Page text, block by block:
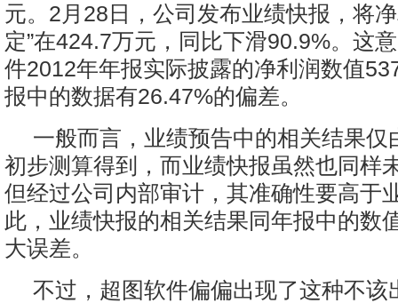
元。2月28日，公司发布业绩快报，将
定”在424.7万元，同比下滑90.9%。这
件2012年年报实际披露的净利润数值
报中的数据有26.47%的偏差。
一般而言，业绩预告中的相关结果仅
初步测算得到，而业绩快报虽然也同样
但经过公司内部审计，其准确性要高于
此，业绩快报的相关结果同年报中的数
大误差。
不过，超图软件偏偏出现了这种不该